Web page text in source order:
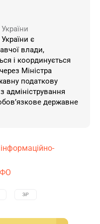
є
влади,
і координується
Міністра
податкову
адміністрування
державне
ЗіР